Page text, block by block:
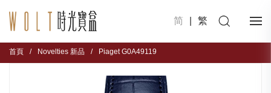
简 繁
首頁 / Novelties 新品 / Piaget G0A49119